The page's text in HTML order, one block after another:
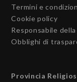
Termini e
Cookie policy
Responsabile
Obblighi di
Provincia